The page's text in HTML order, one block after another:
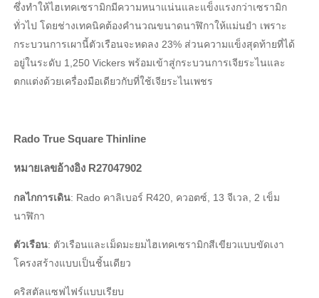
ซึ่งทำให้ไฮเทคเซรามิกมีความหนาแน่นและแข็งแรงกว่าเซรามิก
ทั่วไป โดยช่างเทคนิคต้องคำนวณขนาดนาฬิกาให้แม่นยำ เพราะ
กระบวนการเผานี้ตัวเรือนจะหดลง 23% ส่วนความแข็งสุดท้ายที่ได้
อยู่ในระดับ 1,250 Vickers พร้อมเข้าสู่กระบวนการเจียระไนและ
ตกแต่งด้วยเครื่องมือเดียวกับที่ใช้เจียระไนเพชร
Rado True Square Thinline
หมายเลขอ้างอิง R27047902
กลไกการเดิน: Rado คาลิเบอร์ R420, ควอตซ์, 13 จีเวล, 2 เข็ม
นาฬิกา
ตัวเรือน: ตัวเรือนและเม็ดมะยมไฮเทคเซรามิกสีเขียวแบบขัดเงา
โครงสร้างแบบเป็นชิ้นเดียว
คริสตัลแซฟไฟร์แบบเรียบ